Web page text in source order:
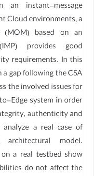
instant-message
Cloud environments, a
(MOM) based on an
provides good
requirements. In this
a gap following the CSA
the involved issues for
Edge system in order
authenticity and
a real case of
model.
a real testbed show
do not affect the